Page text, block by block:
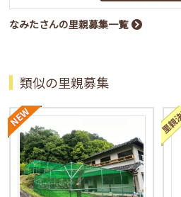
なみたさんの里親募集一覧
類似の里親募集